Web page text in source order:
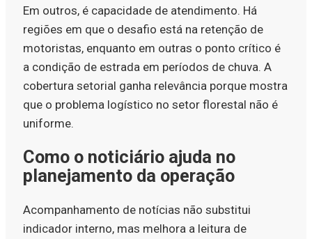
Em outros, é capacidade de atendimento. Há
regiões em que o desafio está na retenção de
motoristas, enquanto em outras o ponto crítico é
a condição de estrada em períodos de chuva. A
cobertura setorial ganha relevância porque mostra
que o problema logístico no setor florestal não é
uniforme.
Como o noticiário ajuda no
planejamento da operação
Acompanhamento de notícias não substitui
indicador interno, mas melhora a leitura de